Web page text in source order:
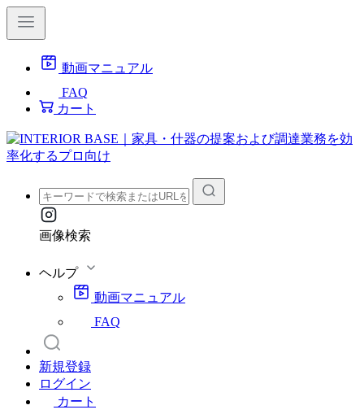
動画マニュアル
FAQ
カート
画像検索
ヘルプ
動画マニュアル
FAQ
新規登録
ログイン
カート